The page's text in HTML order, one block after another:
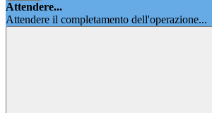
Attendere...
Attendere il completamento dell'operazione...